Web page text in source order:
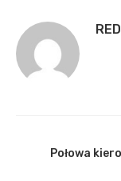
Połowa